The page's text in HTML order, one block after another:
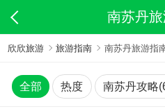
南苏丹
欣欣旅游 旅游指南 南苏丹旅游指
全部 热度 南苏丹攻略